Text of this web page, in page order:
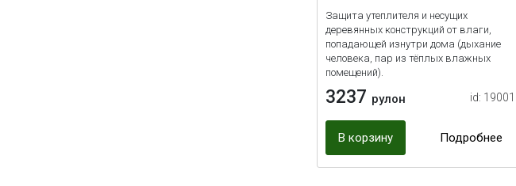
Защита утеплителя и несущих
деревянных конструкций от влаги,
попадающей изнутри дома (дыхание
человека, пар из тёплых влажных
помещений).
3237 рулон id: 19001
В корзину Подробнее